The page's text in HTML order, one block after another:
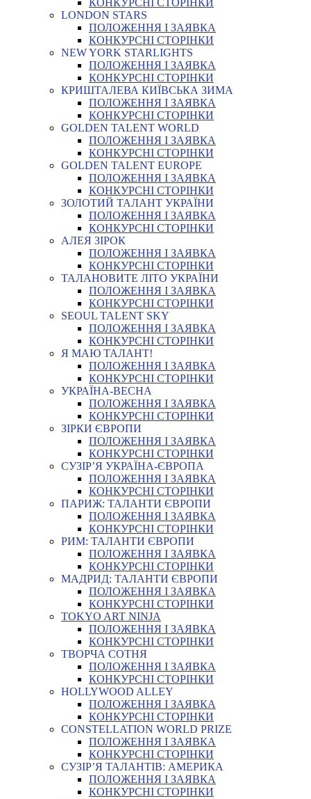
КОНКУРСНІ СТОРІНКИ
LONDON STARS
ПОЛОЖЕННЯ І ЗАЯВКА
КОНКУРСНІ СТОРІНКИ
NEW YORK STARLIGHTS
ПОЛОЖЕННЯ І ЗАЯВКА
КОНКУРСНІ СТОРІНКИ
КРИШТАЛЕВА КИЇВСЬКА ЗИМА
ПОЛОЖЕННЯ І ЗАЯВКА
КОНКУРСНІ СТОРІНКИ
GOLDEN TALENT WORLD
ПОЛОЖЕННЯ І ЗАЯВКА
КОНКУРСНІ СТОРІНКИ
GOLDEN TALENT EUROPE
ПОЛОЖЕННЯ І ЗАЯВКА
КОНКУРСНІ СТОРІНКИ
ЗОЛОТИЙ ТАЛАНТ УКРАЇНИ
ПОЛОЖЕННЯ І ЗАЯВКА
КОНКУРСНІ СТОРІНКИ
АЛЕЯ ЗІРОК
ПОЛОЖЕННЯ І ЗАЯВКА
КОНКУРСНІ СТОРІНКИ
ТАЛАНОВИТЕ ЛІТО УКРАЇНИ
ПОЛОЖЕННЯ І ЗАЯВКА
КОНКУРСНІ СТОРІНКИ
SEOUL TALENT SKY
ПОЛОЖЕННЯ І ЗАЯВКА
КОНКУРСНІ СТОРІНКИ
Я МАЮ ТАЛАНТ!
ПОЛОЖЕННЯ І ЗАЯВКА
КОНКУРСНІ СТОРІНКИ
УКРАЇНА-ВЕСНА
ПОЛОЖЕННЯ І ЗАЯВКА
КОНКУРСНІ СТОРІНКИ
ЗІРКИ ЄВРОПИ
ПОЛОЖЕННЯ І ЗАЯВКА
КОНКУРСНІ СТОРІНКИ
СУЗІР’Я УКРАЇНА-ЄВРОПА
ПОЛОЖЕННЯ І ЗАЯВКА
КОНКУРСНІ СТОРІНКИ
ПАРИЖ: ТАЛАНТИ ЄВРОПИ
ПОЛОЖЕННЯ І ЗАЯВКА
КОНКУРСНІ СТОРІНКИ
РИМ: ТАЛАНТИ ЄВРОПИ
ПОЛОЖЕННЯ І ЗАЯВКА
КОНКУРСНІ СТОРІНКИ
МАДРИД: ТАЛАНТИ ЄВРОПИ
ПОЛОЖЕННЯ І ЗАЯВКА
КОНКУРСНІ СТОРІНКИ
TOKYO ART NINJA
ПОЛОЖЕННЯ І ЗАЯВКА
КОНКУРСНІ СТОРІНКИ
ТВОРЧА СОТНЯ
ПОЛОЖЕННЯ І ЗАЯВКА
КОНКУРСНІ СТОРІНКИ
HOLLYWOOD ALLEY
ПОЛОЖЕННЯ І ЗАЯВКА
КОНКУРСНІ СТОРІНКИ
CONSTELLATION WORLD PRIZE
ПОЛОЖЕННЯ І ЗАЯВКА
КОНКУРСНІ СТОРІНКИ
СУЗІР’Я ТАЛАНТІВ: АМЕРИКА
ПОЛОЖЕННЯ І ЗАЯВКА
КОНКУРСНІ СТОРІНКИ